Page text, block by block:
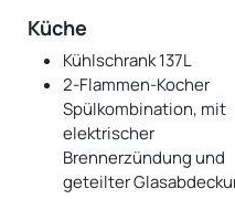
Küche
Kühlschrank 137L
2-Flammen-Kocher
Spülkombination, mit
elektrischer
Brennerzündung und
geteilter